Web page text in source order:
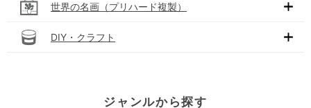
世界の名画（プリハード複製）
DIY・クラフト
ジャンルから探す